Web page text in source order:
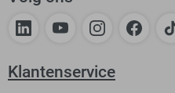
Klantenservice